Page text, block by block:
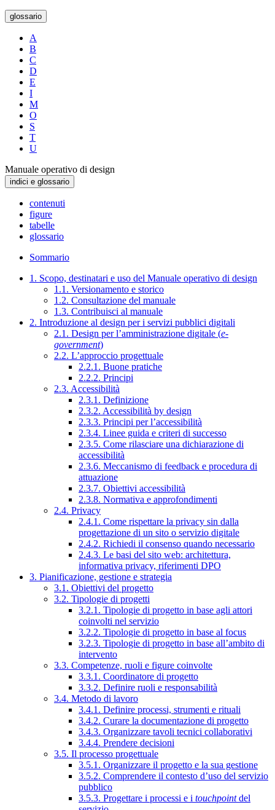
glossario
A
B
C
D
E
I
M
O
S
T
U
Manuale operativo di design
indici e glossario
contenuti
figure
tabelle
glossario
Sommario
1. Scopo, destinatari e uso del Manuale operativo di design
1.1. Versionamento e storico
1.2. Consultazione del manuale
1.3. Contribuisci al manuale
2. Introduzione al design per i servizi pubblici digitali
2.1. Design per l’amministrazione digitale (e-
government)
2.2. L’approccio progettuale
2.2.1. Buone pratiche
2.2.2. Principi
2.3. Accessibilità
2.3.1. Definizione
2.3.2. Accessibilità by design
2.3.3. Principi per l’accessibilità
2.3.4. Linee guida e criteri di successo
2.3.5. Come rilasciare una dichiarazione di
accessibilità
2.3.6. Meccanismo di feedback e procedura di
attuazione
2.3.7. Obiettivi accessibilità
2.3.8. Normativa e approfondimenti
2.4. Privacy
2.4.1. Come rispettare la privacy sin dalla
progettazione di un sito o servizio digitale
2.4.2. Richiedi il consenso quando necessario
2.4.3. Le basi del sito web: architettura,
informativa privacy, riferimenti DPO
3. Pianificazione, gestione e strategia
3.1. Obiettivi del progetto
3.2. Tipologie di progetti
3.2.1. Tipologie di progetto in base agli attori
coinvolti nel servizio
3.2.2. Tipologie di progetto in base al focus
3.2.3. Tipologie di progetto in base all’ambito di
intervento
3.3. Competenze, ruoli e figure coinvolte
3.3.1. Coordinatore di progetto
3.3.2. Definire ruoli e responsabilità
3.4. Metodo di lavoro
3.4.1. Definire processi, strumenti e rituali
3.4.2. Curare la documentazione di progetto
3.4.3. Organizzare tavoli tecnici collaborativi
3.4.4. Prendere decisioni
3.5. Il processo progettuale
3.5.1. Organizzare il progetto e la sua gestione
3.5.2. Comprendere il contesto d’uso del servizio
pubblico
3.5.3. Progettare i processi e i touchpointdel